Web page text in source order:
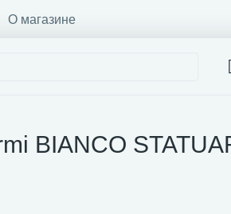
О магазине
BIANCO